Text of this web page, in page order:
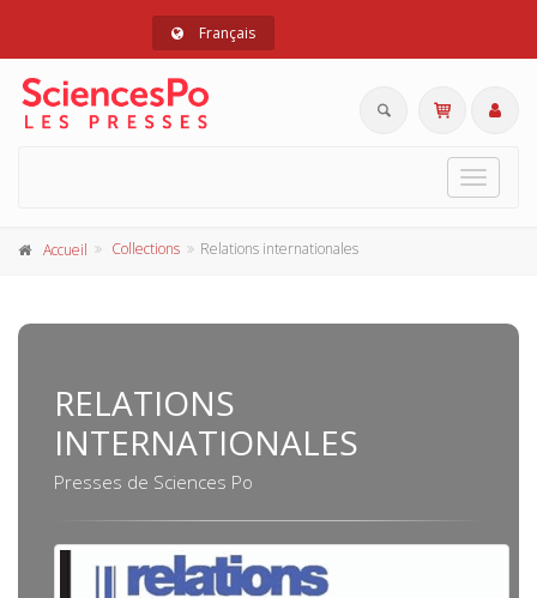
Français
Toggle
Accueil Collections Relations internationales
RELATIONS
INTERNATIONALES
Presses de Sciences Po